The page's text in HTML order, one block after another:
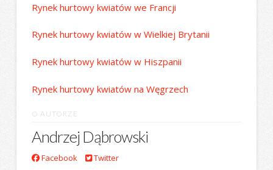
Rynek hurtowy kwiatów we Francji
Rynek hurtowy kwiatów w Wielkiej Brytanii
Rynek hurtowy kwiatów w Hiszpanii
Rynek hurtowy kwiatów na Węgrzech
O AUTORZE
Andrzej Dąbrowski
Facebook Twitter